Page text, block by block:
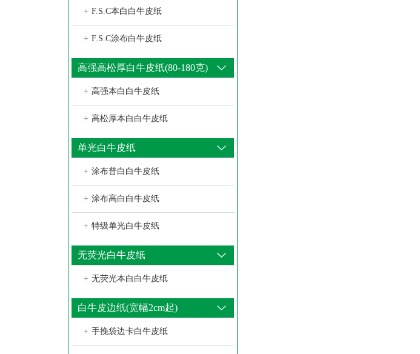
+ F.S.C本白白牛皮纸
+ F.S.C涂布白牛皮纸
高强高松厚白牛皮纸(80-180克)
+ 高强本白白牛皮纸
+ 高松厚本白白牛皮纸
单光白牛皮纸
+ 涂布普白白牛皮纸
+ 涂布高白白牛皮纸
+ 特级单光白牛皮纸
无荧光白牛皮纸
+ 无荧光本白白牛皮纸
白牛皮边纸(宽幅2cm起)
+ 手挽袋边卡白牛皮纸